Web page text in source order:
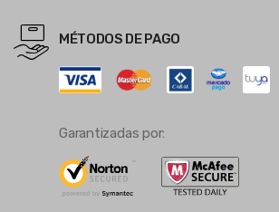
MÉTODOS DE PAGO
Garantizadas por: